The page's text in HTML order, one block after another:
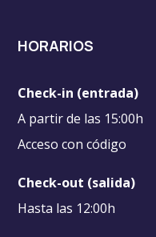
HORARIOS
Check-in (entrada)
A partir de las 15:00h
Acceso con código
Check-out (salida)
Hasta las 12:00h